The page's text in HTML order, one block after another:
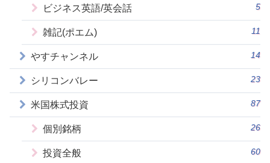
ビジネス英語/英会話 5
雑記(ポエム) 11
やすチャンネル 14
シリコンバレー 23
米国株式投資 87
個別銘柄 26
投資全般 60